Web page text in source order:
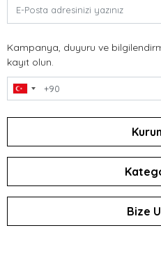
Kampanya, duyuru ve
kayıt olun.
Bize